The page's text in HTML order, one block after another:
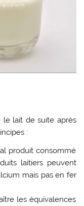
le lait de suite après
:
produit consommé
laitiers peuvent
mais pas en fer
les équivalences